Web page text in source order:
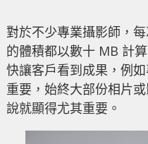
對於不少專業攝影師，
的體積都以數十 MB 計
快讓客戶看到成果，例
重要，始終大部份相片
說就顯得尤其重要。